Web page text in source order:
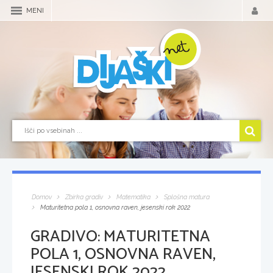
MENI
Domov Zbirka gradiv Matematika
Splošna matura
Maturitetna pola 1, osnovna raven, jesenski rok 2022
GRADIVO:MATURITETNA
POLA 1, OSNOVNA RAVEN,